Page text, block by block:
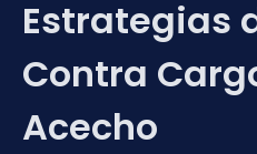
Estrategias
Contra
Acecho